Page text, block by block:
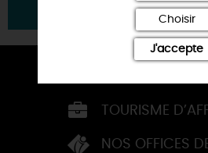
VALIDER
TOURISME
NOS OFFICES
Choisir
J'accepte